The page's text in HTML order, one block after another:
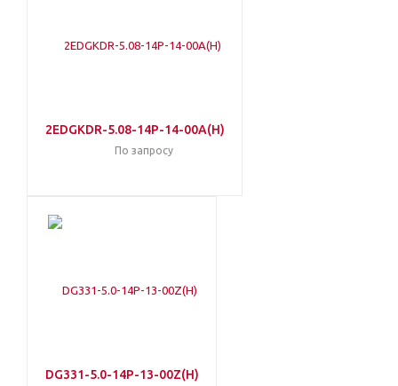
2EDGKDR-5.08-14P-14-00A(H)
По запросу
DG331-5.0-14P-13-00Z(H)